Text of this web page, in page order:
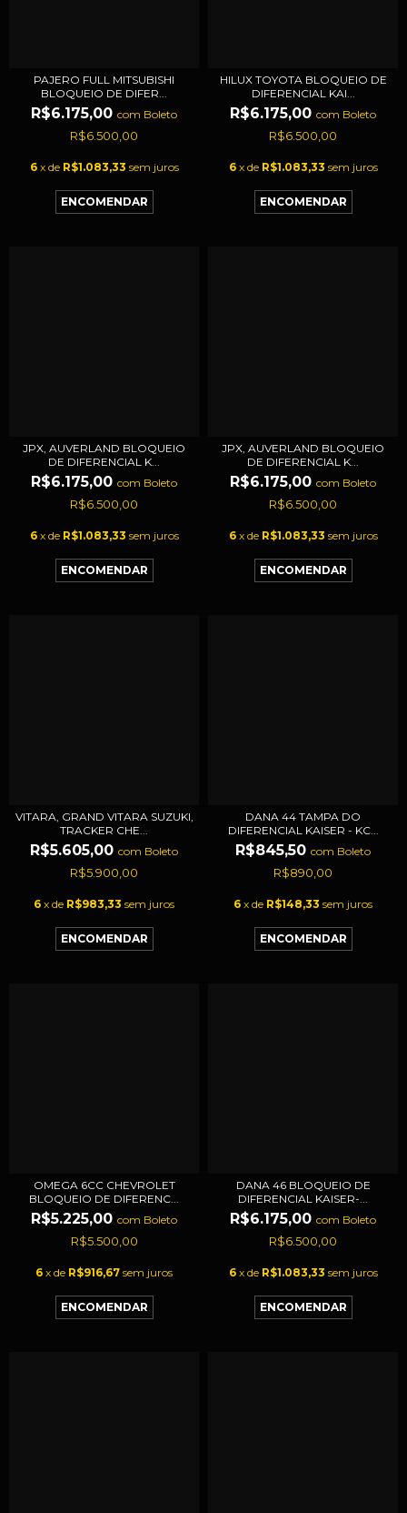
PAJERO FULL MITSUBISHI
BLOQUEIO DE DIFER...
R$6.175,00 com Boleto
R$6.500,00
6 x de R$1.083,33 sem juros
HILUX TOYOTA BLOQUEIO DE
DIFERENCIAL KAI...
R$6.175,00 com Boleto
R$6.500,00
6 x de R$1.083,33 sem juros
JPX, AUVERLAND BLOQUEIO
DE DIFERENCIAL K...
R$6.175,00 com Boleto
R$6.500,00
6 x de R$1.083,33 sem juros
JPX, AUVERLAND BLOQUEIO
DE DIFERENCIAL K...
R$6.175,00 com Boleto
R$6.500,00
6 x de R$1.083,33 sem juros
VITARA, GRAND VITARA SUZUKI,
TRACKER CHE...
R$5.605,00 com Boleto
R$5.900,00
6 x de R$983,33 sem juros
DANA 44 TAMPA DO
DIFERENCIAL KAISER - KC...
R$845,50 com Boleto
R$890,00
6 x de R$148,33 sem juros
OMEGA 6CC CHEVROLET
BLOQUEIO DE DIFERENC...
R$5.225,00 com Boleto
R$5.500,00
6 x de R$916,67 sem juros
DANA 46 BLOQUEIO DE
DIFERENCIAL KAISER-...
R$6.175,00 com Boleto
R$6.500,00
6 x de R$1.083,33 sem juros